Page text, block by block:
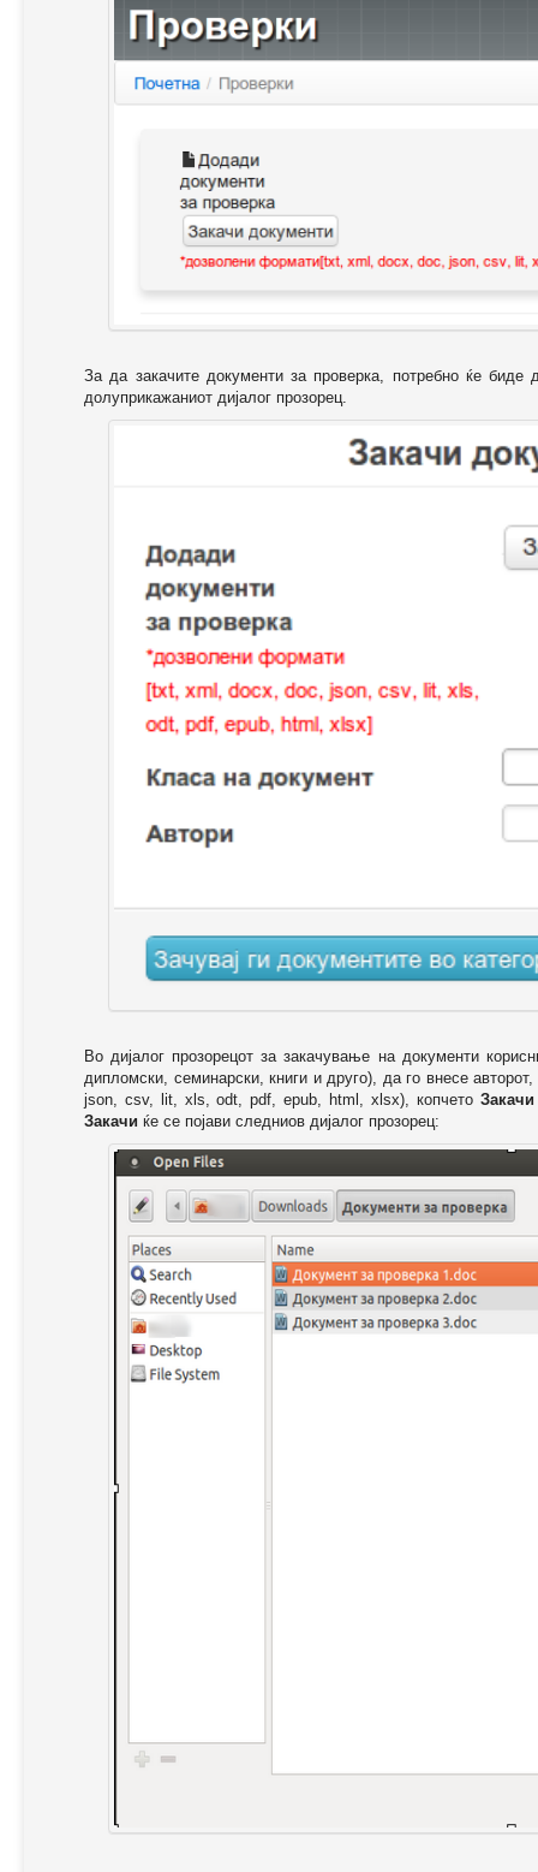
За да закачите документи за проверка, потребно ќе биде
долуприкажаниот дијалог прозорец.
Во дијалог прозорецот за закачување на документи
дипломски, семинарски, книги и друго), да го внесе
json, csv, lit, xls, odt, pdf, epub, html, xlsx), копчето Закачи
Закачи ќе се појави следниов дијалог прозорец: